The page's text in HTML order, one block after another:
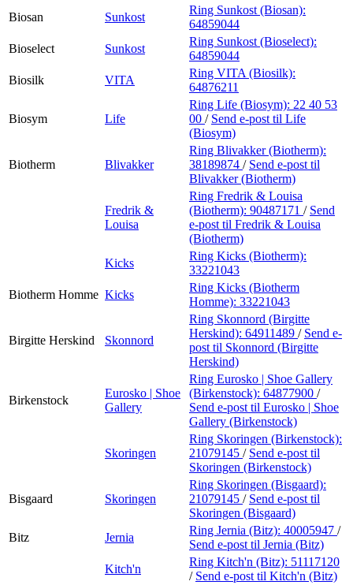
Biosan
Sunkost
Ring Sunkost (Biosan):
64859044
Bioselect
Sunkost
Ring Sunkost (Bioselect):
64859044
Biosilk
VITA
Ring VITA (Biosilk):
64876211
Biosym Life
Ring Life (Biosym): 22 40 53
00 / Send e-post til Life
(Biosym)
Biotherm Blivakker
Ring Blivakker (Biotherm):
38189874 / Send e-post til
Blivakker (Biotherm)
Fredrik &
Louisa
Ring Fredrik & Louisa
(Biotherm): 90487171 / Send
e-post til Fredrik & Louisa
(Biotherm)
Kicks
Ring Kicks (Biotherm):
33221043
Biotherm Homme Kicks
Ring Kicks (Biotherm
Homme): 33221043
Birgitte Herskind Skonnord
Ring Skonnord (Birgitte
Herskind): 64911489 / Send e-
post til Skonnord (Birgitte
Herskind)
Birkenstock
Eurosko | Shoe
Gallery
Ring Eurosko | Shoe Gallery
(Birkenstock): 64877900 /
Send e-post til Eurosko | Shoe
Gallery (Birkenstock)
Skoringen
Ring Skoringen (Birkenstock):
21079145 / Send e-post til
Skoringen (Birkenstock)
Bisgaard Skoringen
Ring Skoringen (Bisgaard):
21079145 / Send e-post til
Skoringen (Bisgaard)
Bitz
Jernia
Ring Jernia (Bitz): 40005947 /
Send e-post til Jernia (Bitz)
Kitch'n
Ring Kitch'n (Bitz): 51117120
/ Send e-post til Kitch'n (Bitz)